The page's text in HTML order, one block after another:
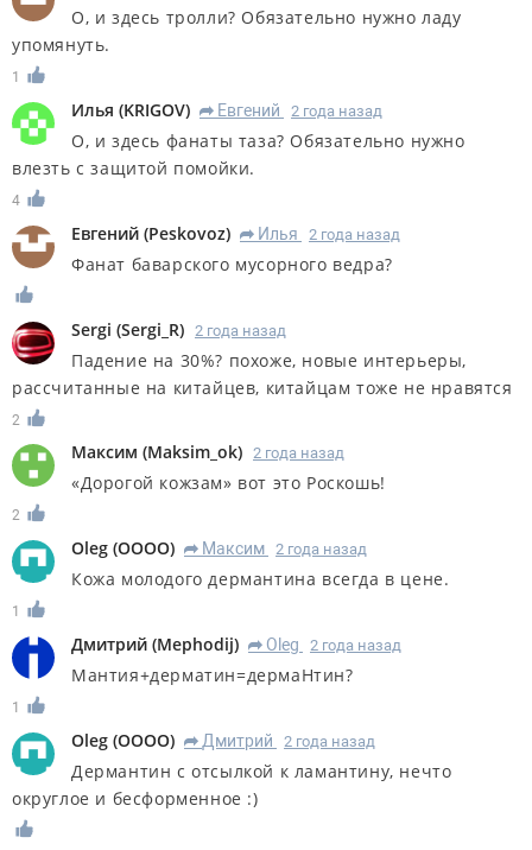
О, и здесь тролли? Обязательно нужно ладу
упомянуть.
1
Илья (KRIGOV) R Евгений 2 года назад
О, и здесь фанаты таза? Обязательно нужно
влезть с защитой помойки.
4
Евгений (Peskovoz) R Илья 2 года назад
Фанат баварского мусорного ведра?
Sergi (Sergi_R) 2 года назад
Падение на 30%? похоже, новые интерьеры,
рассчитанные на китайцев, китайцам тоже не нравятся
2
Максим (Maksim_ok) 2 года назад
«Дорогой кожзам» вот это Роскошь!
2
Oleg (OOOO) R Максим 2 года назад
Кожа молодого дермантина всегда в цене.
1
Дмитрий (Mephodij) R Oleg 2 года назад
Мантия+дерматин=дермаНтин?
1
Oleg (OOOO) R Дмитрий 2 года назад
Дермантин с отсылкой к ламантину, нечто
округлое и бесформенное :)